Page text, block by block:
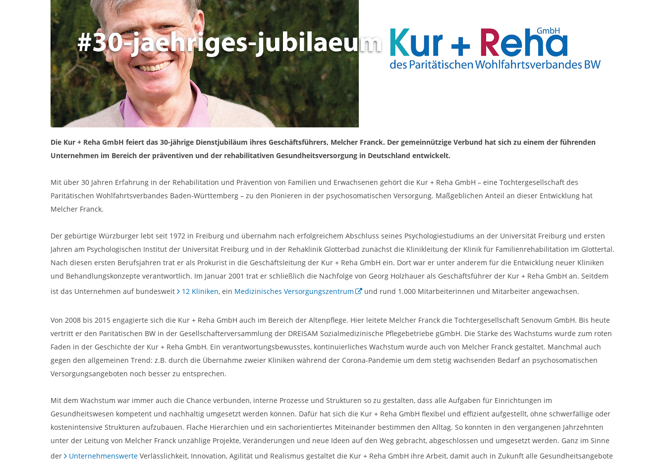
Die Kur + Reha GmbH feiert das 30-jährige Dienstjubiläum ihres Geschäftsführers, Melcher Franck. Der gemeinnützige Verbund hat sich zu einem der führenden
Unternehmen im Bereich der präventiven und der rehabilitativen Gesundheitsversorgung in Deutschland entwickelt.
Mit über 30 Jahren Erfahrung in der Rehabilitation und Prävention von Familien und Erwachsenen gehört die Kur + Reha GmbH – eine Tochtergesellschaft des
Paritätischen Wohlfahrtsverbandes Baden-Württemberg – zu den Pionieren in der psychosomatischen Versorgung. Maßgeblichen Anteil an dieser Entwicklung hat
Melcher Franck.
Der gebürtige Würzburger lebt seit 1972 in Freiburg und übernahm nach erfolgreichem Abschluss seines Psychologiestudiums an der Universität Freiburg und ersten
Jahren am Psychologischen Institut der Universität Freiburg und in der Rehaklinik Glotterbad zunächst die Klinikleitung der Klinik für Familienrehabilitation im Glottertal.
Nach diesen ersten Berufsjahren trat er als Prokurist in die Geschäftsleitung der Kur + Reha GmbH ein. Dort war er unter anderem für die Entwicklung neuer Kliniken
und Behandlungskonzepte verantwortlich. Im Januar 2001 trat er schließlich die Nachfolge von Georg Holzhauer als Geschäftsführer der Kur + Reha GmbH an. Seitdem
ist das Unternehmen auf bundesweit
12 Kliniken, ein Medizinisches Versorgungszentrum und rund 1.000 Mitarbeiterinnen und Mitarbeiter angewachsen.
Von 2008 bis 2015 engagierte sich die Kur + Reha GmbH auch im Bereich der Altenpflege. Hier leitete Melcher Franck die Tochtergesellschaft Senovum GmbH. Bis heute
vertritt er den Paritätischen BW in der Gesellschafterversammlung der DREISAM Sozialmedizinische Pflegebetriebe gGmbH. Die Stärke des Wachstums wurde zum roten
Faden in der Geschichte der Kur + Reha GmbH. Ein verantwortungsbewusstes, kontinuierliches Wachstum wurde auch von Melcher Franck gestaltet. Manchmal auch
gegen den allgemeinen Trend: z.B. durch die Übernahme zweier Kliniken während der Corona-Pandemie um dem stetig wachsenden Bedarf an psychosomatischen
Versorgungsangeboten noch besser zu entsprechen.
Mit dem Wachstum war immer auch die Chance verbunden, interne Prozesse und Strukturen so zu gestalten, dass alle Aufgaben für Einrichtungen im
Gesundheitswesen kompetent und nachhaltig umgesetzt werden können. Dafür hat sich die Kur + Reha GmbH flexibel und effizient aufgestellt, ohne schwerfällige oder
kostenintensive Strukturen aufzubauen. Flache Hierarchien und ein sachorientiertes Miteinander bestimmen den Alltag. So konnten in den vergangenen Jahrzehnten
unter der Leitung von Melcher Franck unzählige Projekte, Veränderungen und neue Ideen auf den Weg gebracht, abgeschlossen und umgesetzt werden. Ganz im Sinne
der
Unternehmenswerte Verlässlichkeit, Innovation, Agilität und Realismus gestaltet die Kur + Reha GmbH ihre Arbeit, damit auch in Zukunft alle Gesundheitsangebote